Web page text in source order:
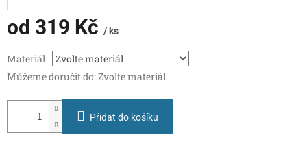
od 319 Kč / ks
cena:
Materiál
Můžeme doručit do:Zvolte materiál
Přidat do košíku